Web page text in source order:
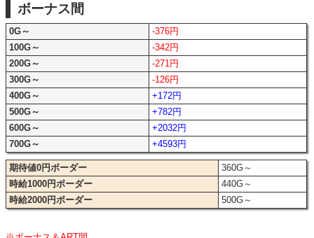
ボーナス間
0G～
-376円
100G～
-342円
200G～
-271円
300G～
-126円
400G～
+172円
500G～
+782円
600G～
+2032円
700G～
+4593円
期待値0円ボーダー
360G～
時給1000円ボーダー
440G～
時給2000円ボーダー
500G～